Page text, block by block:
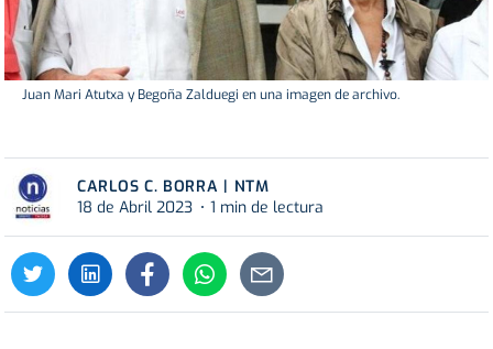
Juan Mari Atutxa y Begoña Zalduegi en una imagen de archivo.
CARLOS C. BORRA | NTM
18 de Abril 2023
1 min de lectura